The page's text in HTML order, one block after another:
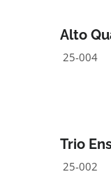
Alto
25-004
Trio
25-002